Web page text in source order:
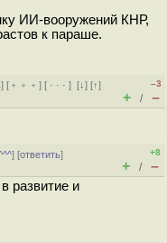
ИИ-вооружений КНР,
к параше.
] [ ﹢﹢﹢] [ · · ·][↓] [↑]
–3
+ / –
] [ответить]
+8
+ / –
развитие и